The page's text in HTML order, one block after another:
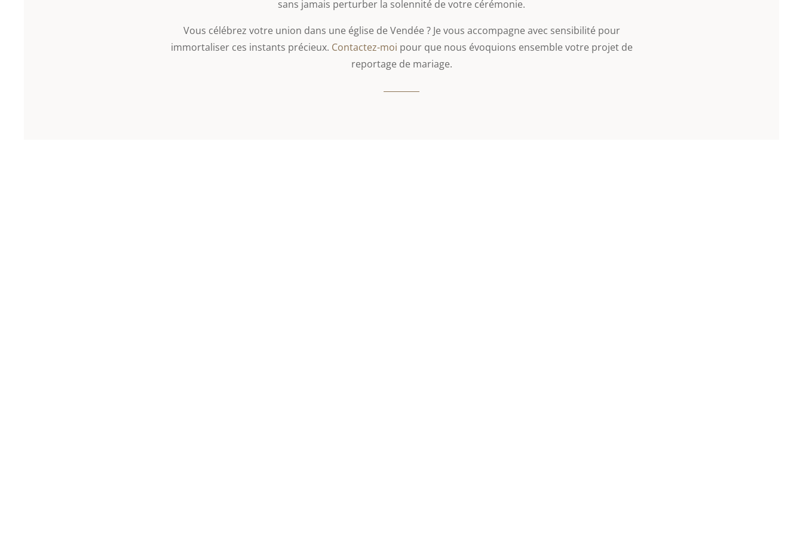
sans jamais perturber la solennité de votre cérémonie.
Vous célébrez votre union dans une église de Vendée ? Je vous accompagne avec sensibilité pour
immortaliser ces instants précieux. Contactez-moi pour que nous évoquions ensemble votre projet de
reportage de mariage.